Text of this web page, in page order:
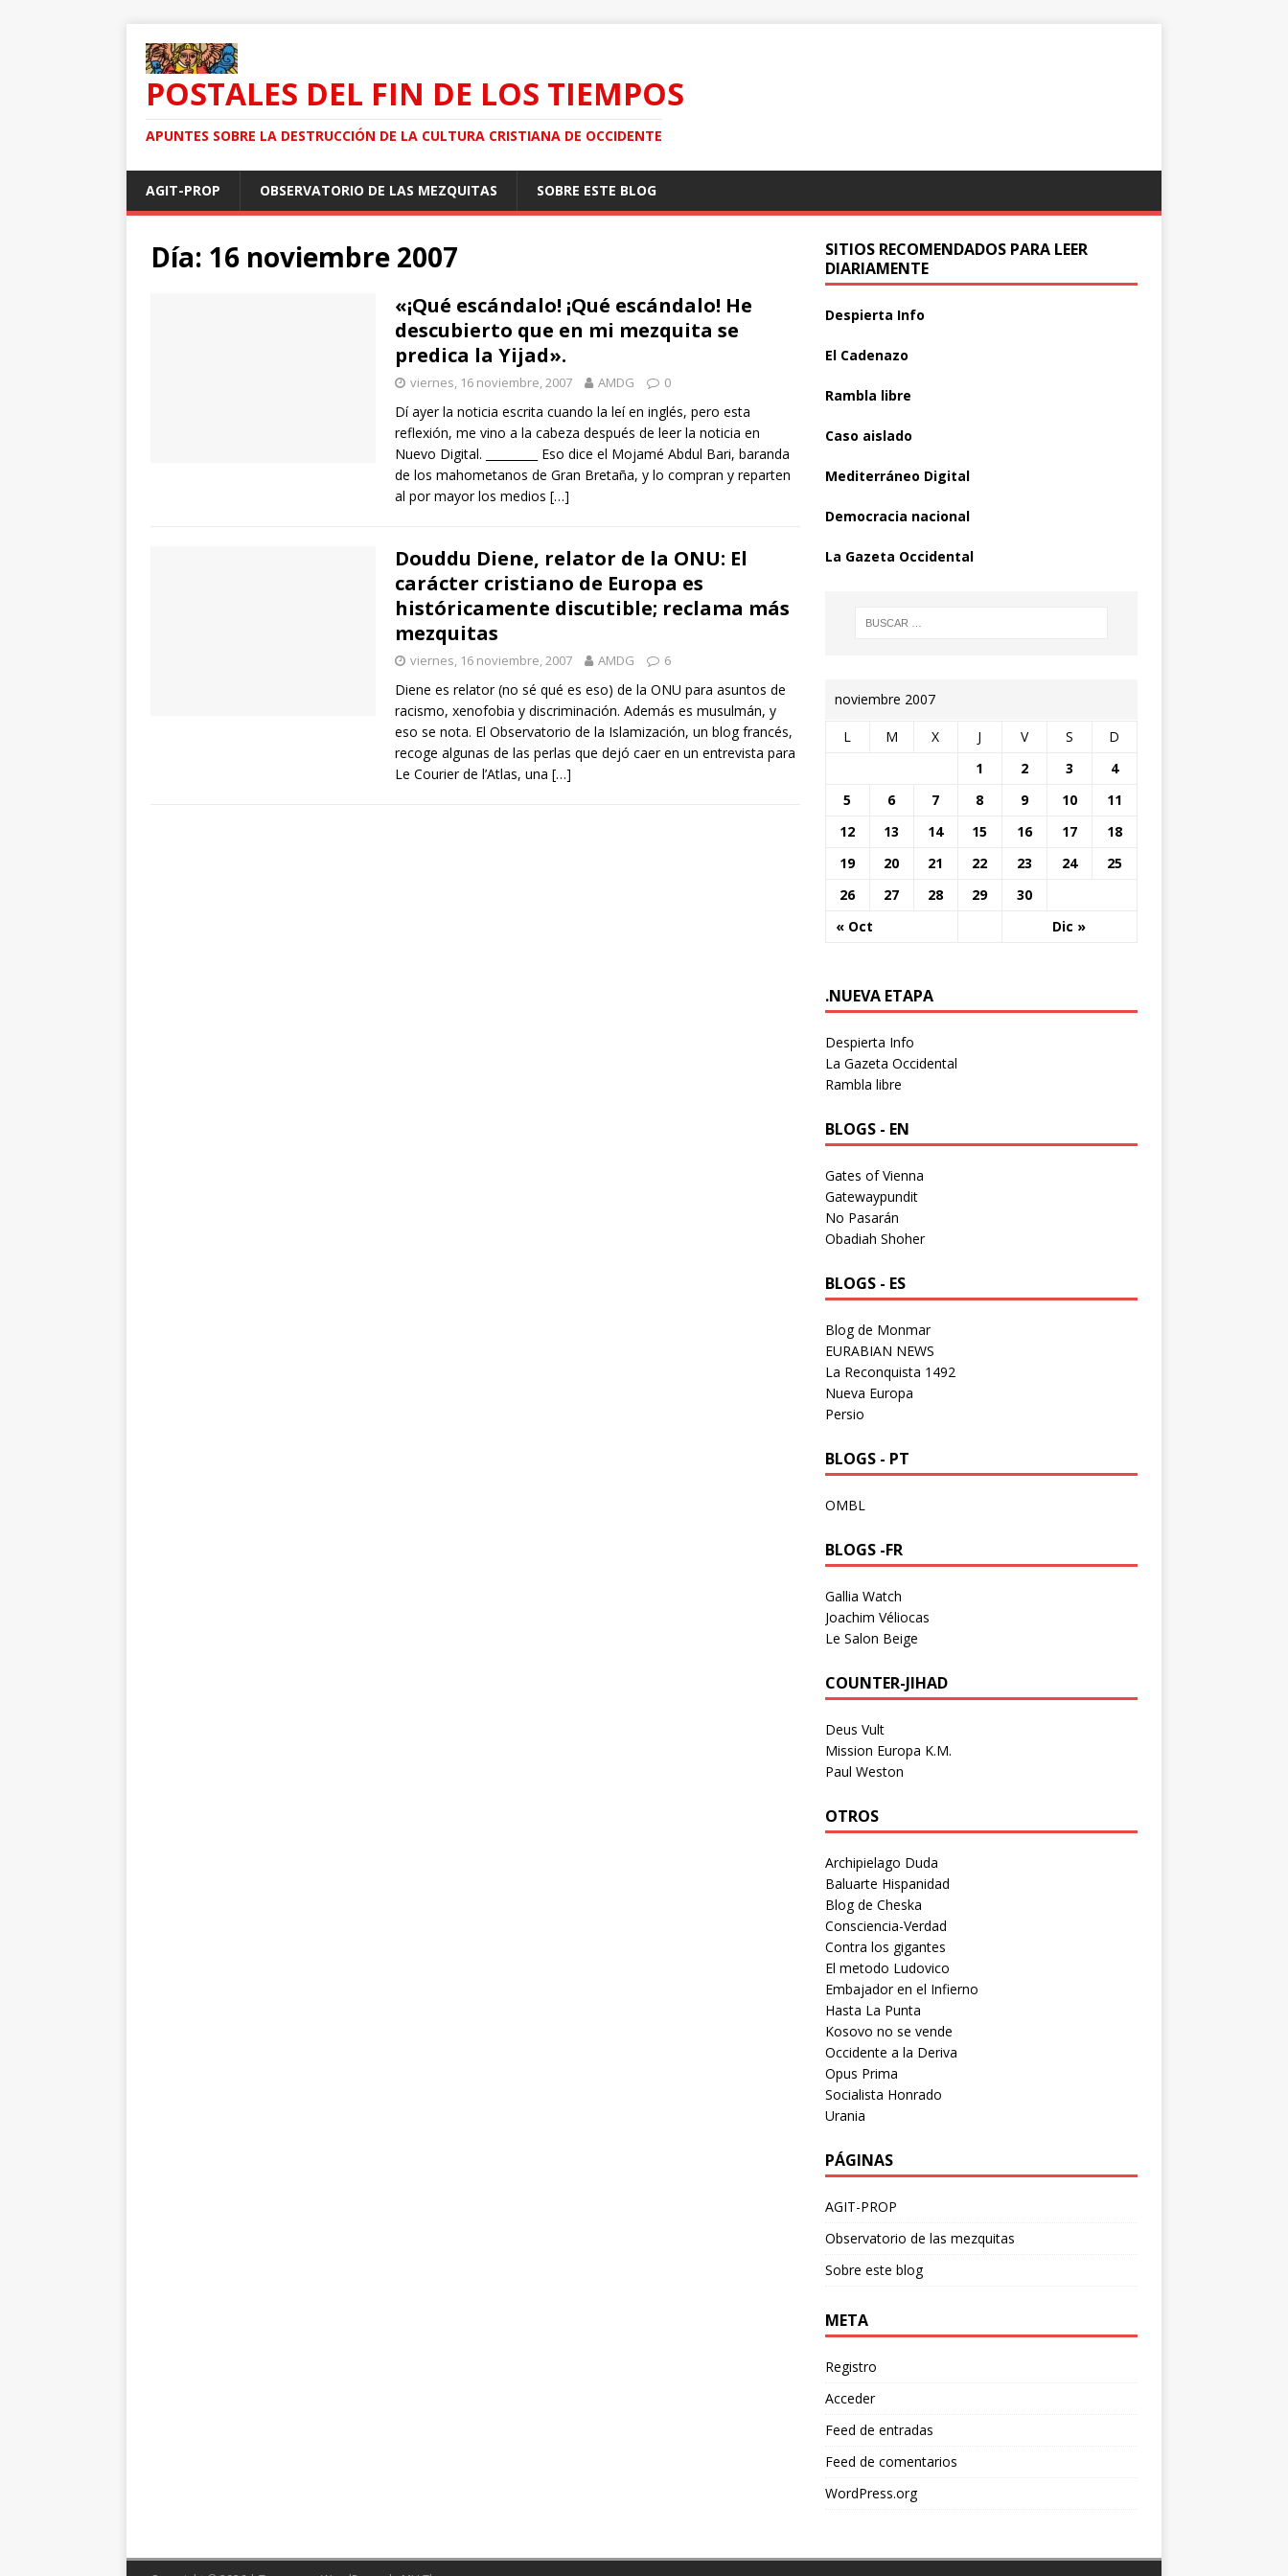
POSTALES DEL FIN DE LOS TIEMPOS
APUNTES SOBRE LA DESTRUCCIÓN DE LA CULTURA CRISTIANA DE OCCIDENTE
AGIT-PROP OBSERVATORIO DE LAS MEZQUITAS SOBRE ESTE BLOG
Día: 16 noviembre 2007
«¡Qué escándalo! ¡Qué escándalo! He
descubierto que en mi mezquita se
predica la Yijad».
viernes, 16 noviembre, 2007 AMDG 0
Dí ayer la noticia escrita cuando la leí en inglés, pero esta
reflexión, me vino a la cabeza después de leer la noticia en
Nuevo Digital. _________ Eso dice el Mojamé Abdul Bari, baranda
de los mahometanos de Gran Bretaña, y lo compran y reparten
al por mayor los medios […]
Douddu Diene, relator de la ONU: El
carácter cristiano de Europa es
históricamente discutible; reclama más
mezquitas
viernes, 16 noviembre, 2007 AMDG 6
Diene es relator (no sé qué es eso) de la ONU para asuntos de
racismo, xenofobia y discriminación. Además es musulmán, y
eso se nota. El Observatorio de la Islamización, un blog francés,
recoge algunas de las perlas que dejó caer en un entrevista para
Le Courier de l’Atlas, una […]
SITIOS RECOMENDADOS PARA LEER
DIARIAMENTE
Despierta Info
El Cadenazo
Rambla libre
Caso aislado
Mediterráneo Digital
Democracia nacional
La Gazeta Occidental
noviembre 2007
L M X J V S D
« Oct Dic »
1 2 3
4
5
6 7 8 9 10
11
12
13 14 15 16 17
18
19
20 21 22 23 24
25
26
27 28 29 30
.NUEVA ETAPA
Despierta Info
La Gazeta Occidental
Rambla libre
BLOGS - EN
Gates of Vienna
Gatewaypundit
No Pasarán
Obadiah Shoher
BLOGS - ES
Blog de Monmar
EURABIAN NEWS
La Reconquista 1492
Nueva Europa
Persio
BLOGS - PT
OMBL
BLOGS -FR
Gallia Watch
Joachim Véliocas
Le Salon Beige
COUNTER-JIHAD
Deus Vult
Mission Europa K.M.
Paul Weston
OTROS
Archipielago Duda
Baluarte Hispanidad
Blog de Cheska
Consciencia-Verdad
Contra los gigantes
El metodo Ludovico
Embajador en el Infierno
Hasta La Punta
Kosovo no se vende
Occidente a la Deriva
Opus Prima
Socialista Honrado
Urania
PÁGINAS
AGIT-PROP
Observatorio de las mezquitas
Sobre este blog
META
Registro
Acceder
Feed de entradas
Feed de comentarios
WordPress.org